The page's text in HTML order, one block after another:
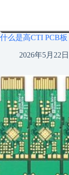
什么是高CTI PCB
2026年5月22日